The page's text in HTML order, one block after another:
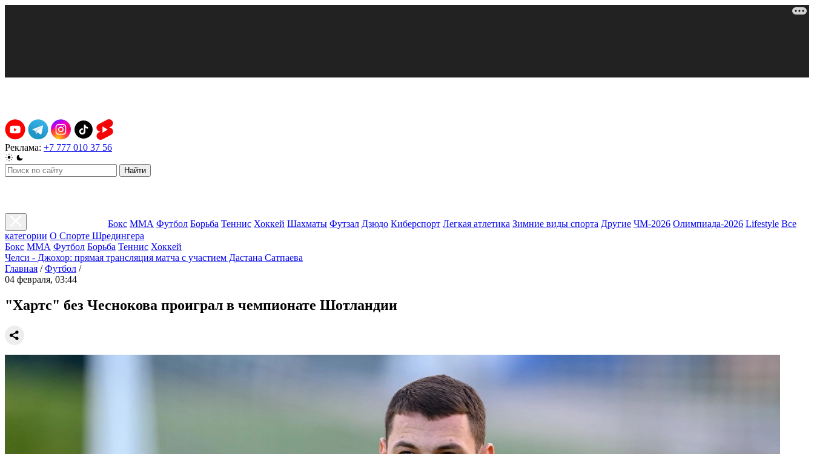
Реклама: +7 777 010 37 56
Найти
Бокс ММА Футбол Борьба Теннис Хоккей Шахматы Футзал Дзюдо Киберспорт Легкая атлетика Зимние виды спорта Другие ЧМ-2026 Олимпиада-2026 Lifestyle Все
категории О Спорте Шредингера
Бокс ММА Футбол Борьба Теннис Хоккей
Челси - Джохор: прямая трансляция матча с участием Дастана Сатпаева
Главная / Футбол /
04 февраля, 03:44
"Хартс" без Чеснокова проиграл в чемпионате Шотландии